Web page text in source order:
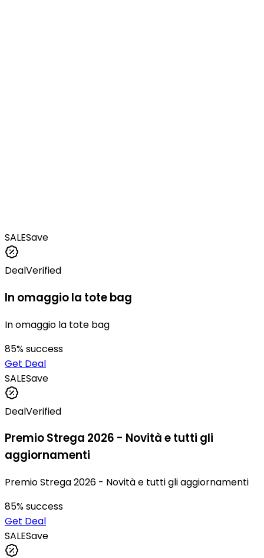
SALESave
DealVerified
In omaggio la tote bag
In omaggio la tote bag
85% success
Get Deal
SALESave
DealVerified
Premio Strega 2026 - Novità e tutti gli
aggiornamenti
Premio Strega 2026 - Novità e tutti gli aggiornamenti
85% success
Get Deal
SALESave